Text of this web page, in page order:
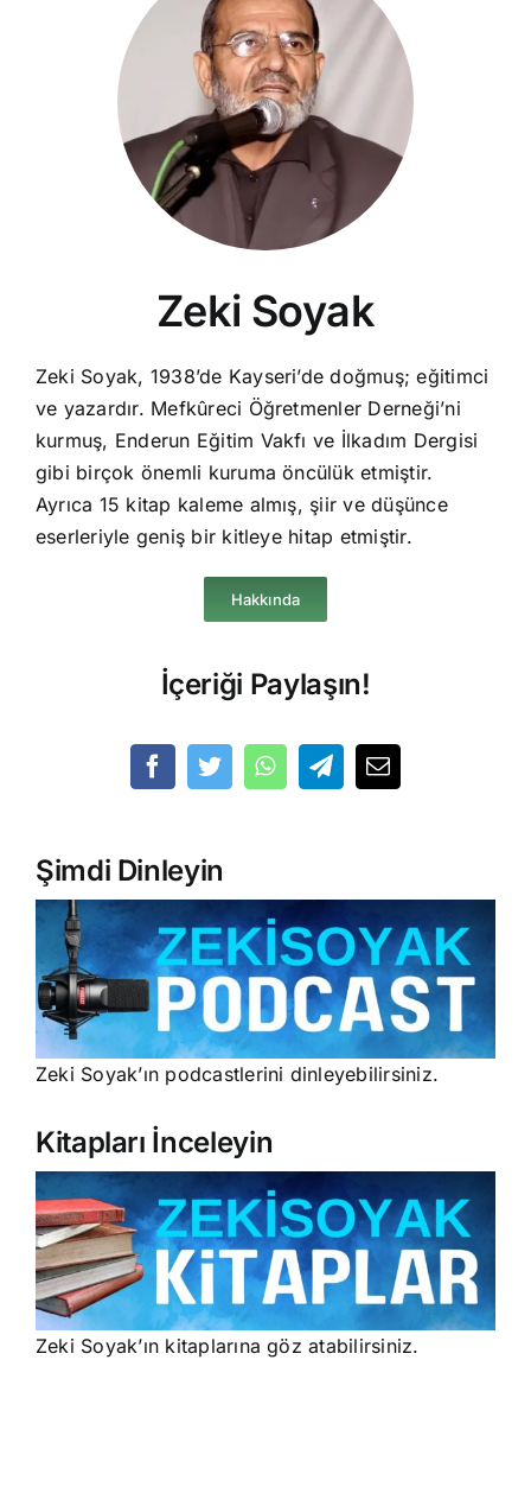
Zeki Soyak
Zeki Soyak, 1938’de Kayseri’de doğmuş; eğitimci
ve yazardır. Mefkûreci Öğretmenler Derneği’ni
kurmuş, Enderun Eğitim Vakfı ve İlkadım Dergisi
gibi birçok önemli kuruma öncülük etmiştir.
Ayrıca 15 kitap kaleme almış, şiir ve düşünce
eserleriyle geniş bir kitleye hitap etmiştir.
Hakkında
İçeriği Paylaşın!
Şimdi Dinleyin
Zeki Soyak’ın podcastlerini dinleyebilirsiniz.
Kitapları İnceleyin
Zeki Soyak’ın kitaplarına göz atabilirsiniz.